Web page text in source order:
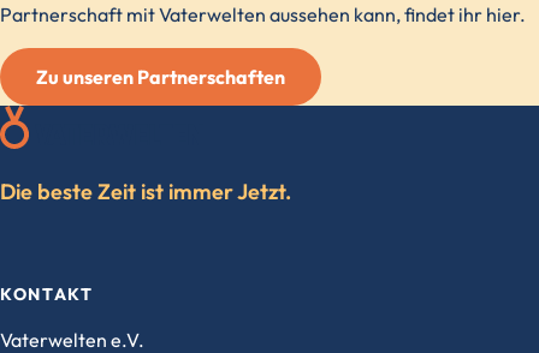
Partnerschaft mit Vaterwelten aussehen kann, findet ihr hier.
Zu unseren Partnerschaften
Die beste Zeit ist immer Jetzt.
KONTAKT
Vaterwelten e.V.